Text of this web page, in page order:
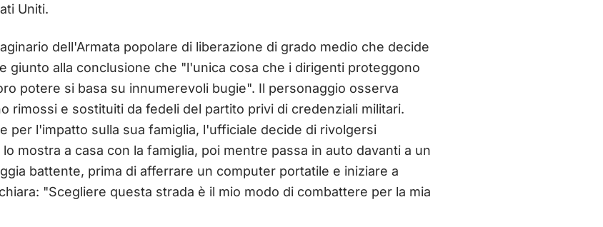
Uniti.
dell'Armata popolare di liberazione di grado medio che decide
giunto alla conclusione che "l'unica cosa che i dirigenti proteggono
potere si basa su innumerevoli bugie". Il personaggio osserva
rimossi e sostituiti da fedeli del partito privi di credenziali militari.
per l'impatto sulla sua famiglia, l'ufficiale decide di rivolgersi
mostra a casa con la famiglia, poi mentre passa in auto davanti a un
battente, prima di afferrare un computer portatile e iniziare a
"Scegliere questa strada è il mio modo di combattere per la mia